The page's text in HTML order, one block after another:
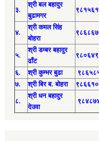
३.
श्रीबल बहादुर
बुढामगर
४.
श्री कमल सिंह
बोहरा
५.
श्री डम्बर बहादुर
ढाँट
६. श्री कुम्भर बुढा
७. श्री बिर ब. बोहरा
८.
श्री धन बहादुर
देउवा